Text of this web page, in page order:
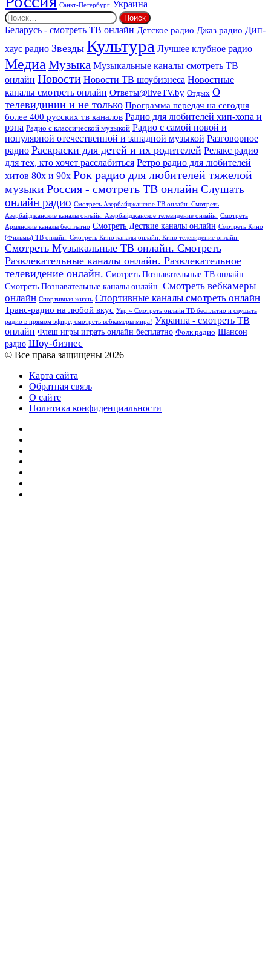
Санкт-Петербург Украина
Найти:
Беларусь - смотреть ТВ онлайн Детское радио Джаз радио Дип-
хаус радио Звезды Культура Лучшее клубное радио
Медиа Музыка Музыкальные каналы смотреть ТВ
онлайн Новости Новости ТВ шоубизнеса Новостные
каналы смотреть онлайн Ответы@liveTV.by Отдых О
телевидинии и не только Программа передач на сегодня
более 400 русских тв каналов Радио для любителей хип-хопа и
рэпа Радио с классической музыкой Радио с самой новой и
популярной отечественной и западной музыкой Разговорное
радио Раскраски для детей и их родителей Релакс радио
для тех, кто хочет расслабиться Ретро радио для любителей
хитов 80х и 90х Рок радио для любителей тяжелой
музыкиРоссия - смотреть ТВ онлайнСлушать
онлайн радио Смотреть Азербайджанское ТВ онлайн. Смотреть
Азербайджанские каналы онлайн. Азербайджанское телевидение онлайн.
Смотреть
Армянские каналы бесплатно Смотреть Десткие каналы онлайн Смотреть Кино
(Фильмы) ТВ онлайн. Смотреть Кино каналы онлайн. Кино телевидение онлайн.
Смотреть Музыкальные ТВ онлайн. Смотреть
Развлекательные каналы онлайн. Развлекательное
телевидение онлайн. Смотреть Познавательные ТВ онлайн.
Смотреть Познавательные каналы онлайн. Смотреть вебкамеры
онлайн Спортивная жизнь Спортивные каналы смотреть онлайн
Транс-радио на любой вкус Укр » Смотреть онлайн ТВ бесплатно и слушать
радио в прямом эфире, смотреть вебкамеры мира! Украина - смотреть ТВ
онлайн Флеш игры играть онлайн бесплатно Фолк радио Шансон
радио Шоу-бизнес
© Все права защищены 2026
Карта сайта
Обратная связь
О сайте
Политика конфиденциальности